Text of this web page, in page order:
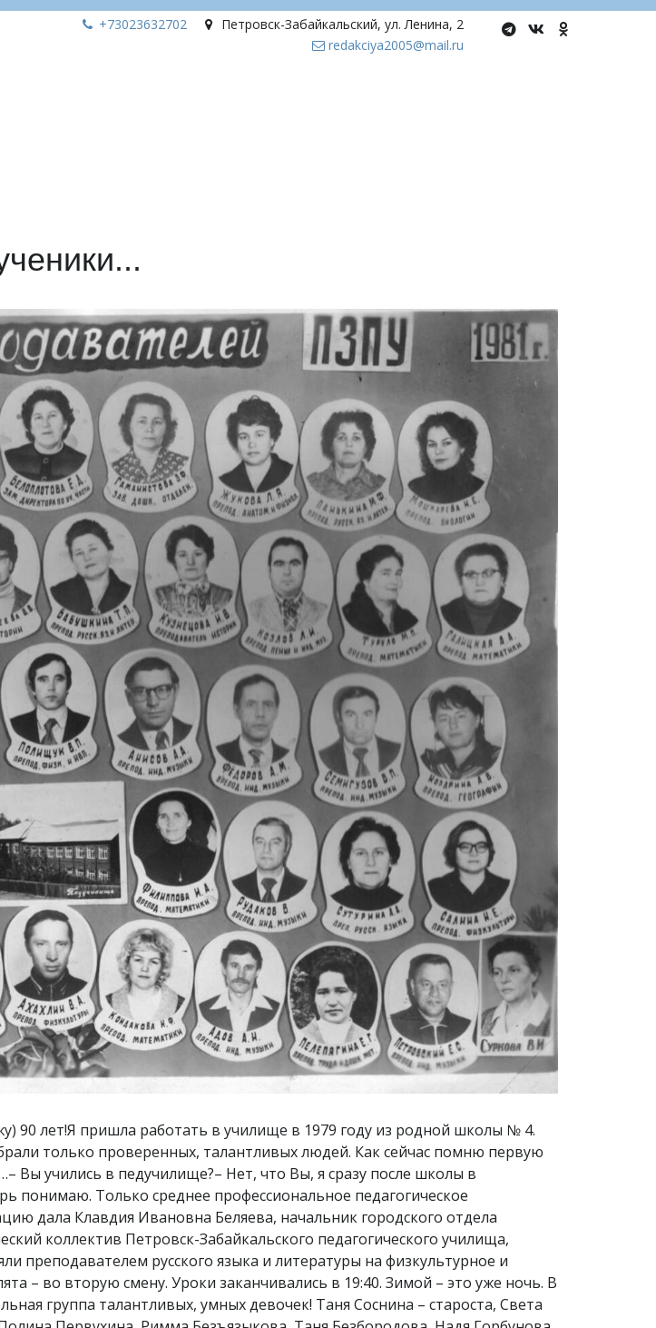
Петровск-Забайкальский, ул. Ленина, 2
+73023632702
redakciya2005@mail.ru
группа уникальных, талантливых, веселых, умных, творческих девочек: Марина Субботина, Инна Полянская, Лариса Онохова, Анжела Бурдуковская, Оля Чёрных, Наташа Кашубо, Галя Курмазова, Ира Алимаскина, Наташа Москвитина… 30 чудесных, любимых моих девочек. Группа настолько была сильной, творческой, что уже на первом курсе мы заняли первое место в соцсоревновании и по учебе, и по общественной работе, и заслужили поездку в Прибалтийские Республики: Латвию, Литву и Эстонию. Это право получили девушки четвертого курса, классный руководитель Наталья Ефимовна Мошкарева. Путешествие – отдельный разговор. Это было круто! В сентябре 1987 года меня выбрали (тогда на должности не назначали, а выбирали на общем собрании) заведующей школьным отделением. Это было для меня неожиданностью. В связи с переходом на должность, я вынуждена была оставить свою группу, передать другому педагогу – Нине Алексеевне Морозовой, молодому, перспективному преподавателю педагогики и психологии. Но я считаю и теперь эту группу своей.Новая должность, новые обязанности, новые требования. Я сомневалась, волновалась, боялась не справиться. На помощь пришла завуч Евгения Дмитриевна Белоплотова, хороший руководитель, добрая, порядочная женщина.– Ты, голубчик (она всех так нежно называла), не бойся, ты же не одна, а за спиной у Вячеслава Дмитриевича. И я помогу.– Да рано мне, молодая еще.– Молодая! Вячеславу Дмитриевичу и 30 не было, а его поставили директором. Справишься!Вот так я стала заведующей школьным отделением. Педколлектив школьного отделения был самый большой, преподаватели разных возрастов, взглядов, подходов к обучению. Талантливые, высокообразованные, знающие люди. До меня зав.отделением была Анна Андреевна Галицкая – требовательная, строгая, справедливая. Мне учиться и учиться! Хочется рассказать о каждом педагоге школьного отделения. Сначала о старшем поколении. Они были первыми после открытия училища в 1964 году: Татьяна Петровна Бабушкина, Муза Петровна Туруло, Ирина Филиппова Александровна, Григорий Фирсович Брылев, Вера Ивановна Суркова. Эти люди, несомненно, преподаватели высокого класса. К сожалению, мне мало пришлось с ними поработать, но у каждого я чему-то научилась.Ирина Александровна Филиппова – прекрасный математик, наставник нашего молодого преподавателя Альбины Бабенко. Приглашала на свои уроки, показывала мастер-классы, учила готовить студентов на практику, а еще она уникальный классный руководитель! Ее «отхончики» обожали строгую, но удивительно добрую и сердечную классную.Муза Петровна Туруло – доброжелательная, отзывчивая. Математики редко такими бывают. Предмет обязывает быть очень строгими, иначе не научишь. У Музы Петровны получалось быть хорошим математиком и мягким, добрым человеком.Веру Ивановну Суркову вспоминают все, кто у нее учился. Знания, которые она давала помогли многим выпускникам стать настоящими учителями, грамотными руководителями.Григорий Фирсович Брылев – Заслуженный учитель школы РФ, замечательный человек, талантливый художник, творческий преподаватель рисования. Все уроки его были открытыми. Атмосфера добра, радости царили на них. А над доской весела птица счастья, сделанная руками Григория Фирсовича.Мария Федоровна – преподаватель русского языка и литературы, но больше она запомнилась как зам.директора по производственной практике. Всегда спокойная, рассудительная, неторопливая. Практика была организована четко, методисты и учителя начальных классов не скупились на передачу студентам своих знаний, щедро делясь ими.Анна Антоновна Сутурина – человек принципиальный, своеобразный, отличный преподаватель русского языка и литературы, в том числе детской. Я всегда думала, что она очень строга и малообщительна. Но на конференции в Агинском педучилище раскрылся такой удивительный человек, веселый с отличным юмором, очень коммуникабельный, превосходный собеседник и даже душа компании. Анна Антоновна – вы супер! До сих пор вспоминаю Вас добрым словом за ваши рекомендации.Людмила Петровна Альмухаметова – лучший, на мой взгляд, преподаватель английского языка. Настоящий старший товарищ. Наставник, очень знающий и начитанный человек. Круг ее знаний, казалось, был неисчерпаем в различных областях, а не только в знаниях иностранных языков. Людмила Петровна долгие годы была председателем профсоюзной организации. Новогодние подарки, касса взаимопомощи, организация отдыха преподавателей, спорые вопросы – круг ее обязанностей был велик. Сама увлеченная лыжница, она приглашала и нас на лыжные пробежки, занималась нетрадиционным закаливанием, была председателем «Общества трезвости». Нина Федоровна Кондакова – преподаватель математики, а на школьном отделении – методики преподавания математики. Требовательный и строгий педагог. Всегда со вкусом одета, идеально причесана. А теперь о тех преподавателях школьного отделения, которые были для меня коллегам, однокашниками примерно одного возраста. Русский язык преподавали Николай Ефимович Алимаскин, Нина Петровна Гончарова, Татьяна Михайловна Будникова – автор этого эссе.Николай Ефимович Алимаскин – носитель академических знаний в области русского языка! Это преподаватель высокого уровня, он задал нам новую более высокую планку. Ему бы преподав